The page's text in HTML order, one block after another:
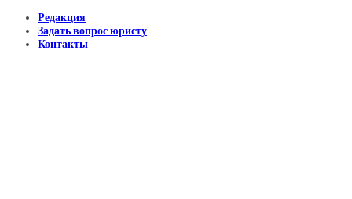
Редакция
Задать вопрос юристу
Контакты